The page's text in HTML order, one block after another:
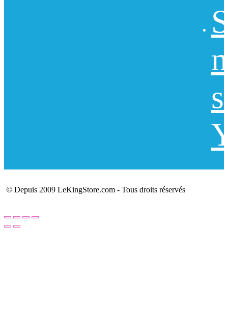
© Depuis 2009 LeKingStore.com - Tous droits réservés